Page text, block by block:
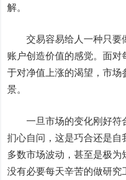
解。
交易容易给人一种只要
账户创造价值的感觉。面
于对净值上涨的渴望，市场
景。
一旦市场的变化刚好符
扪心自问，这是巧合还是自
多数市场波动，甚至是极
没有必要每天辛苦的做研究